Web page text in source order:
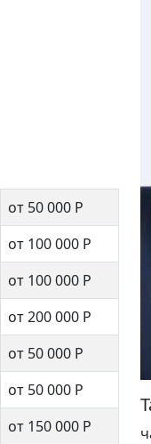
от 50 000 Р
от 100 000 Р
от 100 000 Р
от 200 000 Р
от 50 000 Р
от 50 000 Р
от 150 000 Р